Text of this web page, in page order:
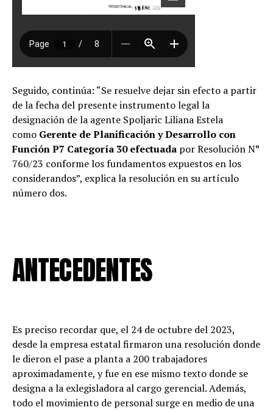
Seguido, continúa: “Se resuelve dejar sin efecto a partir
de la fecha del presente instrumento legal la
designación de la agente Spoljaric Liliana Estela
como Gerente de Planificación y Desarrollo con
Función P7 Categoría 30 efectuada por Resolución N°
760/23 conforme los fundamentos expuestos en los
considerandos”, explica la resolución en su artículo
número dos.
ANTECEDENTES
Es preciso recordar que, el 24 de octubre del 2023,
desde la empresa estatal firmaron una resolución donde
le dieron el pase a planta a 200 trabajadores
aproximadamente, y fue en ese mismo texto donde se
designa a la exlegisladora al cargo gerencial. Además,
todo el movimiento de personal surge en medio de una